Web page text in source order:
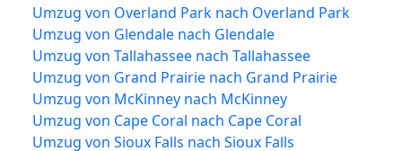
Umzug von Overland Park nach Overland Park
Umzug von Glendale nach Glendale
Umzug von Tallahassee nach Tallahassee
Umzug von Grand Prairie nach Grand Prairie
Umzug von McKinney nach McKinney
Umzug von Cape Coral nach Cape Coral
Umzug von Sioux Falls nach Sioux Falls